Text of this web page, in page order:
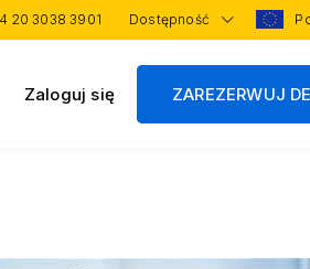
20 3038 3901 Dostępność
Zaloguj się ZAREZERWUJ